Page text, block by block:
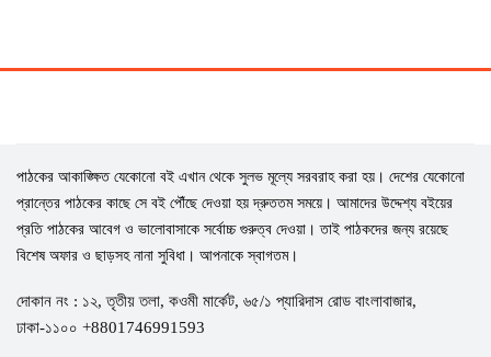
পাঠকের আকাঙ্ক্ষিত যেকোনো বই এখান থেকে সুলভ মূল্যে সরবরাহ করা হয়। দেশের যেকোনো
প্রান্তের পাঠকের কাছে সে বই পৌঁছে দেওয়া হয় দ্রুততম সময়ে। আমাদের উদ্দেশ্য বইয়ের
প্রতি পাঠকের আবেগ ও ভালোবাসাকে সর্বোচ্চ গুরুত্ব দেওয়া। তাই পাঠকদের জন্য রয়েছে
বিশেষ অফার ও ছাড়সহ নানা সুবিধা। আপনাকে স্বাগতম।
দোকান নং : ১২, তৃতীয় তলা, কওমী মার্কেট, ৬৫/১ প্যারিদাস রোড বাংলাবাজার,
ঢাকা-১১০০ +8801746991593